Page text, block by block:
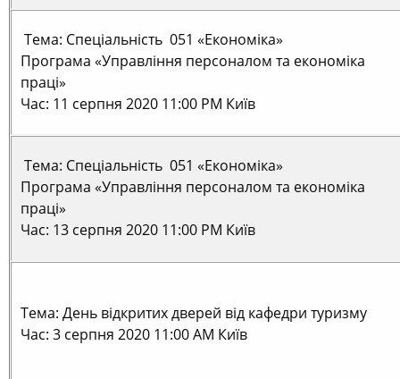
Тема: Спеціальність 051 «Економіка»
Програма «Управління персоналом та економіка
праці»
Час: 11 серпня 2020 11:00 PM Київ
Тема: Спеціальність 051 «Економіка»
Програма «Управління персоналом та економіка
праці»
Час: 13 серпня 2020 11:00 PM Київ
Тема: День відкритих дверей від кафедри туризму
Час: 3 серпня 2020 11:00 AM Київ